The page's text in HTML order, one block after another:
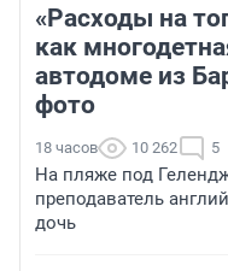
«Расходы на
как
автодоме из
фото
18 часов 10 262 5
На пляже под
преподаватель
дочь